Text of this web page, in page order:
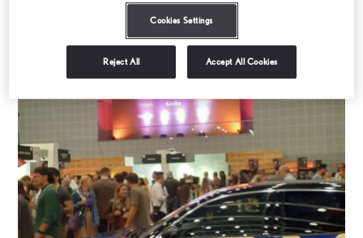
Cookies Settings
Reject All Accept All Cookies